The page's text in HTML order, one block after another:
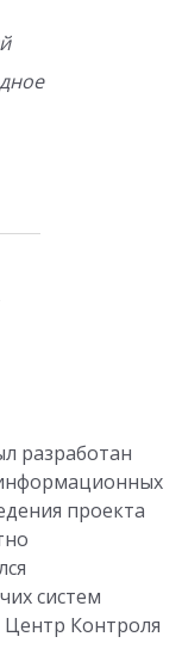
разработан
проекта
систем
Контроля